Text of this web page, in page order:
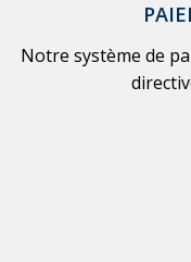
Notre système de